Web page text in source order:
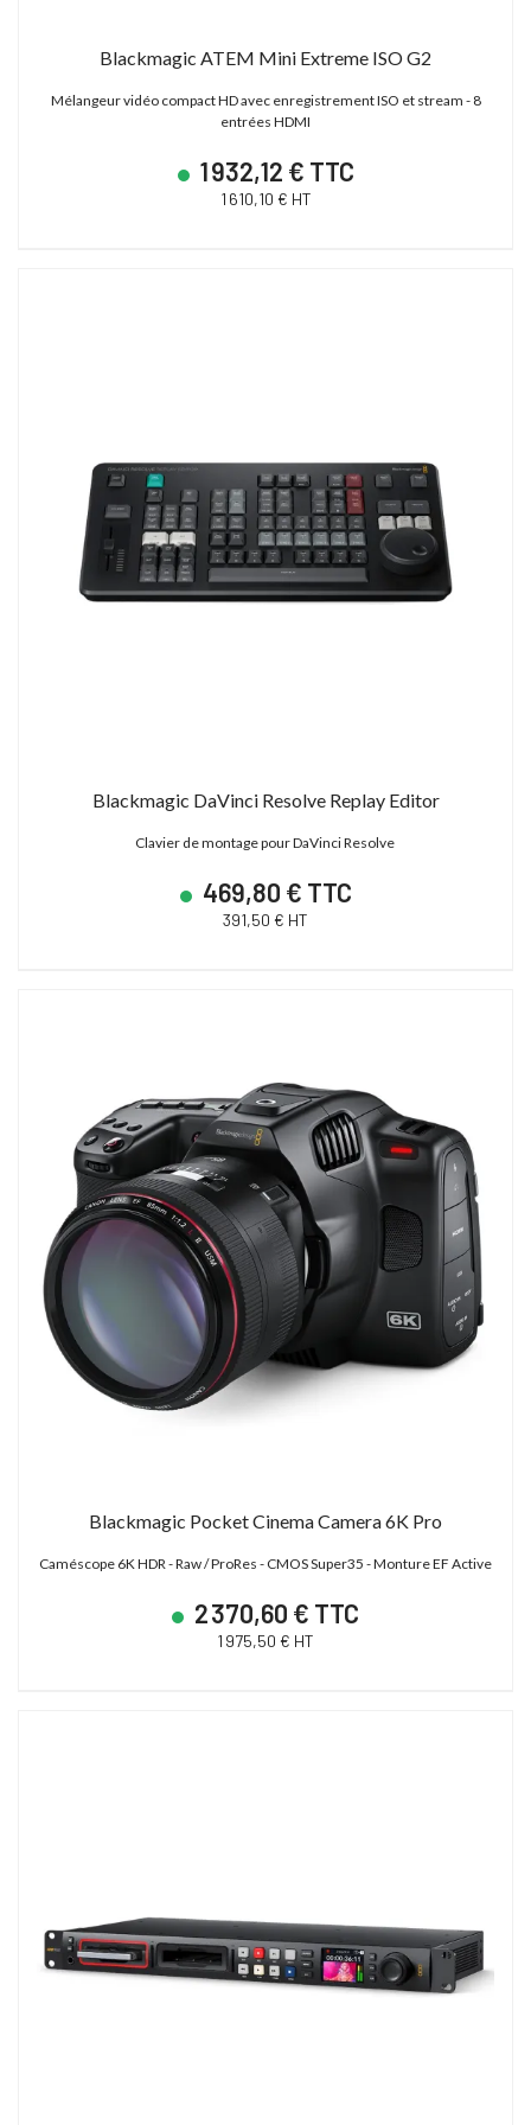
28 627,19 € TTC
21 600,00 € TTC
Blackmagic ATEM Mini Extreme ISO G2
Mélangeur vidéo compact HD avec enregistrement ISO et stream - 8
entrées HDMI
1 932,12 € TTC
1 610,10 € HT
Blackmagic DaVinci Resolve Replay Editor
Clavier de montage pour DaVinci Resolve
469,80 € TTC
391,50 € HT
Blackmagic Pocket Cinema Camera 6K Pro
Caméscope 6K HDR - Raw / ProRes - CMOS Super35 - Monture EF Active
2 370,60 € TTC
1 975,50 € HT